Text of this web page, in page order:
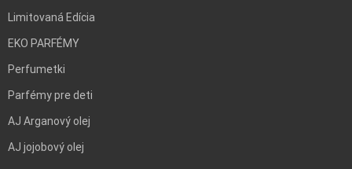
Limitovaná Edícia
EKO PARFÉMY
Perfumetki
Parfémy pre deti
AJ Arganový olej
AJ jojobový olej